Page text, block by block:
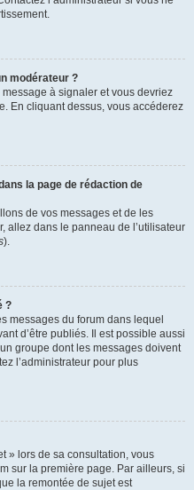
modérateur ?
message à signaler et vous devriez
En cliquant dessus, vous accéderez
la page de rédaction de
de vos messages et de les
allez dans le panneau de l’utilisateur
).
?
messages du forum dans lequel
d’être publiés. Il est possible aussi
groupe dont les messages doivent
l’administrateur pour plus
» lors de sa consultation, vous
sur la première page. Par ailleurs, si
la remontée de sujet est